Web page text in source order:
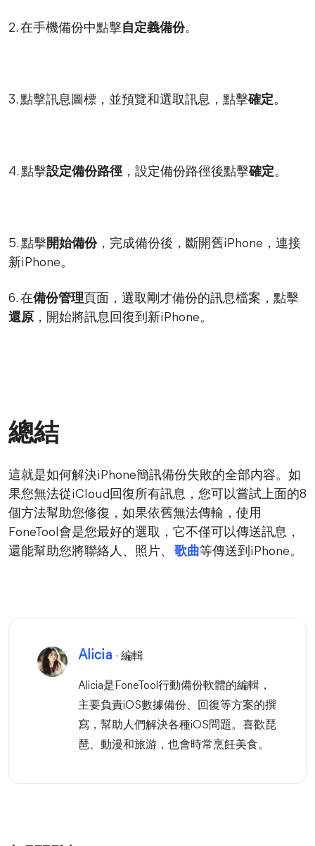
2. 在手機備份中點擊 自定義備份。
3. 點擊訊息圖標，並預覽和選取訊息，點擊確定。
4. 點擊設定備份路徑，設定備份路徑後點擊確定。
5. 點擊開始備份，完成備份後，斷開舊iPhone，連接
新iPhone。
6. 在備份管理頁面，選取剛才備份的訊息檔案，點擊
還原 ，開始將訊息回復到新iPhone。
總結
這就是如何解決iPhone簡訊備份失敗的全部内容。如
果您無法從iCloud回復所有訊息，您可以嘗試上面的8
個方法幫助您修復，如果依舊無法傳輸，使用
FoneTool會是您最好的選取，它不僅可以傳送訊息，
還能幫助您將聯絡人、照片、
歌曲等傳送到iPhone。
Alicia · 編輯
Alicia是FoneTool行動備份軟體的編輯，
主要負責iOS數據備份、回復等方案的撰
寫，幫助人們解決各種iOS問題。喜歡琵
琶、動漫和旅游，也會時常烹飪美食。